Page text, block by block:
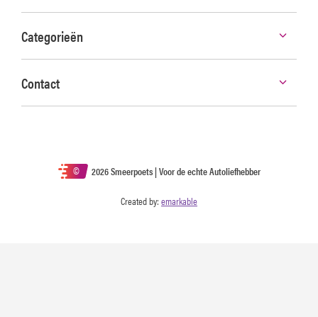
Categorieën
Contact
© 2026 Smeerpoets | Voor de echte Autoliefhebber
Created by: emarkable